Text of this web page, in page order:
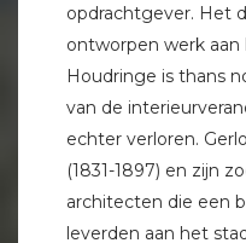
opdrachtgever. Het
ontworpen werk
Houdringe is thans
van de
echter verloren.
(1831-1897) en zijn
architecten die een
leverden aan het